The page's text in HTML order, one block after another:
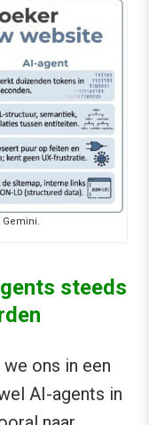
steeds
ons in een
AI-agents in